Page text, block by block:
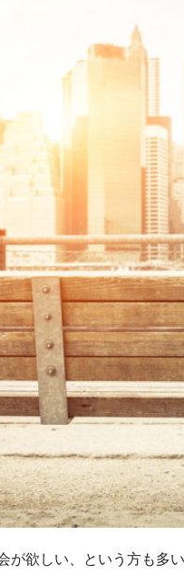
欲しい、という方も多